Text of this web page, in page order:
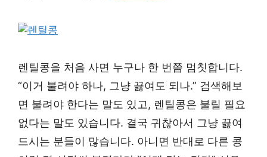
렌틸콩을 처음 사면 누구나 한 번쯤 멈칫합니다.
“이거 불려야 하나, 그냥 끓여도 되나.” 검색해보
면 불려야 한다는 말도 있고, 렌틸콩은 불릴 필요
없다는 말도 있습니다. 결국 귀찮아서 그냥 끓여
드시는 분들이 많습니다. 아니면 반대로 다른 콩